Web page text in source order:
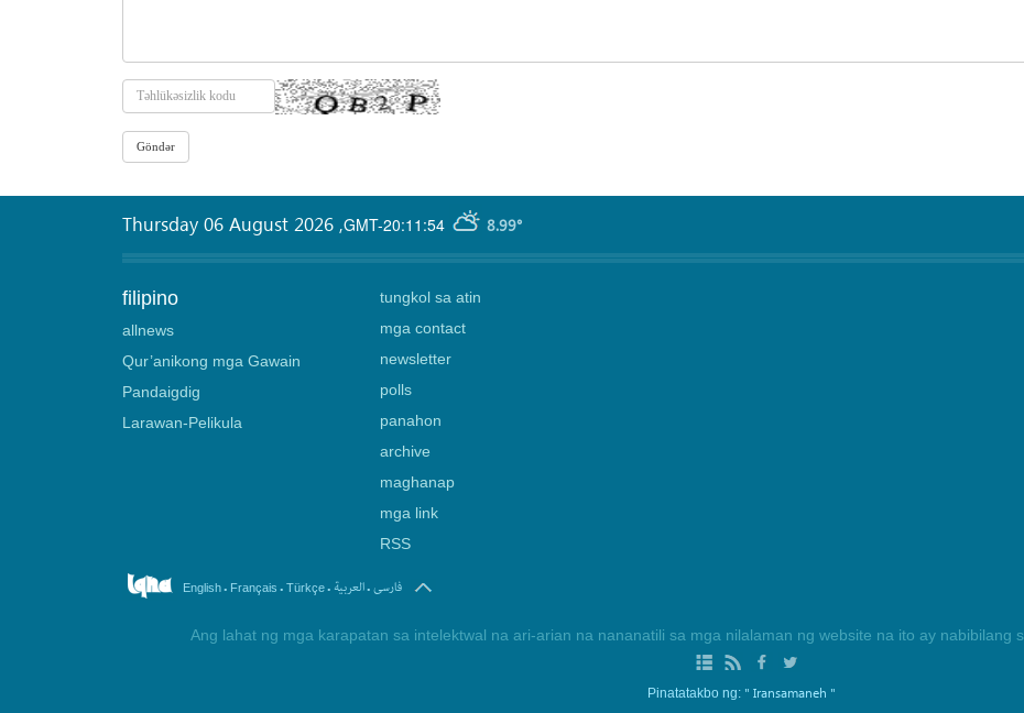
GMT-20:11:54 8.99°
Thursday 06 August 2026 ,
filipino
allnews
Qur’anikong mga Gawain
Pandaigdig
Larawan-Pelikula
tungkol sa atin
mga contact
newsletter
polls
panahon
archive
maghanap
mga link
RSS
English. Français . Türkçe. العربیة.فارسی
Ang lahat ng mga karapatan sa intelektwal na ari-arian na nananatili sa mga nilalaman ng website na ito ay nabibilang
Pinatatakbo ng: " Iransamaneh "